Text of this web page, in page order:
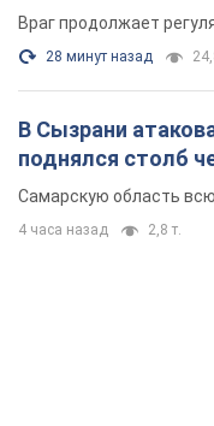
Враг продолжает
28 минут назад
В Сызрани
поднялся столб
Самарскую область
4 часа назад 2,8 т.